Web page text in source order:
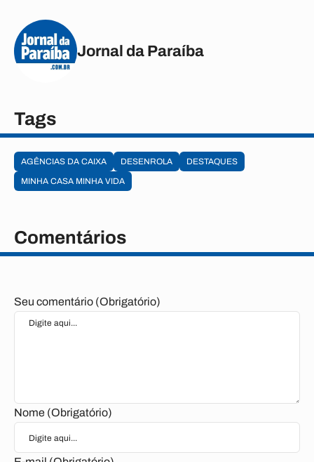
Jornal da Paraíba
Tags
AGÊNCIAS DA CAIXA DESENROLA
DESTAQUES
MINHA CASA MINHA VIDA
Comentários
Seu comentário (Obrigatório)
Nome (Obrigatório)